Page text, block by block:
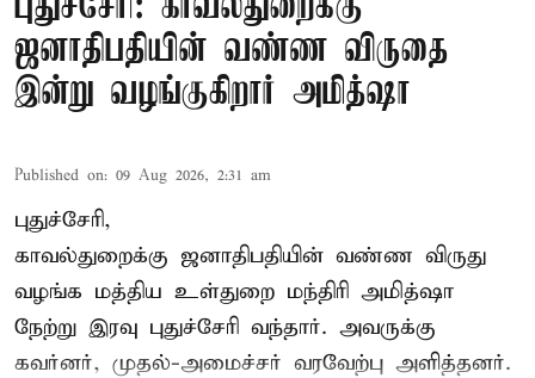
ஜனாதிபதியின் வண்ண விருதை
இன்று வழங்குகிறார் அமித்ஷா
Published on: 09 Aug 2026, 2:31 am
புதுச்சேரி,
காவல்துறைக்கு ஜனாதிபதியின் வண்ண விருது
வழங்க மத்திய உள்துறை மந்திரி அமித்ஷா
நேற்று இரவு புதுச்சேரி வந்தார். அவருக்கு
கவர்னர், முதல்-அமைச்சர் வரவேற்பு அளித்தனர்.